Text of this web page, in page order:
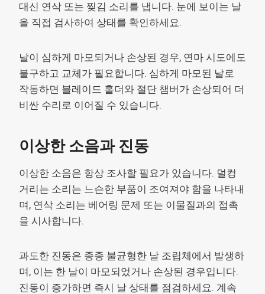
대신 연삭 또는 찢김 소리를 냅니다. 눈에 보이는 날
을 직접 검사하여 상태를 확인하세요.
날이 심하게 마모되거나 손상된 경우, 연마 시도에도
불구하고 교체가 필요합니다. 심하게 마모된 날로
작동하면 블레이드 홀더와 절단 챔버가 손상되어 더
비싼 수리로 이어질 수 있습니다.
이상한 소음과 진동
이상한 소음은 항상 조사할 필요가 있습니다. 덜컹
거리는 소리는 느슨한 부품이 조여져야 함을 나타내
며, 연삭 소리는 베어링 문제 또는 이물질과의 접촉
을 시사합니다.
과도한 진동은 종종 불균형한 날 조립체에서 발생하
며, 이는 한 날이 마모되었거나 손상된 경우입니다.
진동이 증가하면 즉시 날 상태를 점검하세요. 계속